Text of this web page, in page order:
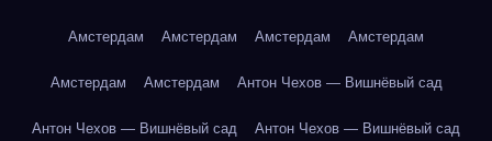
Амстердам Амстердам Амстердам Амстердам
Амстердам Амстердам Антон Чехов — Вишнёвый сад
Антон Чехов — Вишнёвый сад Антон Чехов — Вишнёвый сад